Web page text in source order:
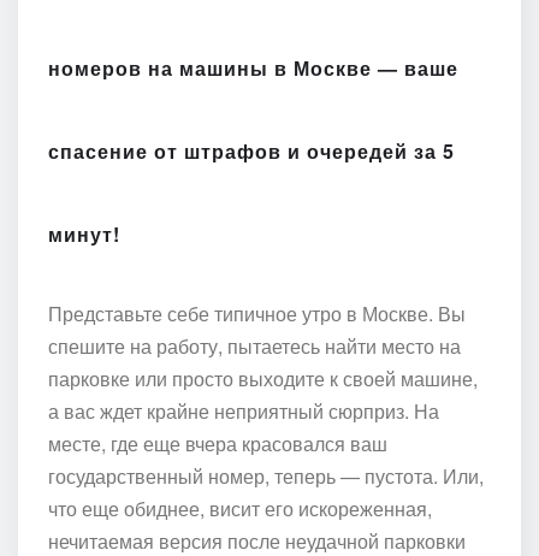
номеров на машины в Москве — ваше
спасение от штрафов и очередей за 5
минут!
Представьте себе типичное утро в Москве. Вы
спешите на работу, пытаетесь найти место на
парковке или просто выходите к своей машине,
а вас ждет крайне неприятный сюрприз. На
месте, где еще вчера красовался ваш
государственный номер, теперь — пустота. Или,
что еще обиднее, висит его искореженная,
нечитаемая версия после неудачной парковки